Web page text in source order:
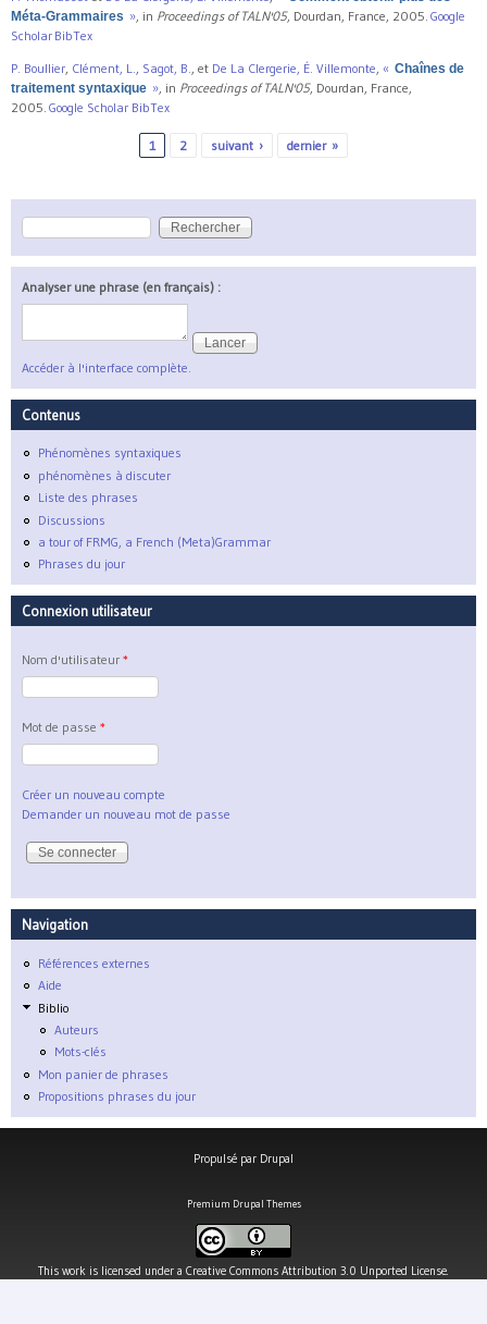
Méta-Grammaires », in Proceedings of TALN'05, Dourdan, France, 2005. Google
Scholar BibTex
P. Boullier, Clément, L., Sagot, B., et De La Clergerie, É. Villemonte, « Chaînes de
traitement syntaxique », in Proceedings of TALN'05, Dourdan, France,
2005. Google Scholar BibTex
1 2 suivant › dernier »
Formulaire de recherche
Rechercher
Analyser une phrase (en français) :
Accéder à l'interface complète.
Contenus
Phénomènes syntaxiques
phénomènes à discuter
Liste des phrases
Discussions
a tour of FRMG, a French (Meta)Grammar
Phrases du jour
Connexion utilisateur
Nom d'utilisateur *
Mot de passe *
Créer un nouveau compte
Demander un nouveau mot de passe
Navigation
Références externes
Aide
Biblio
Auteurs
Mots-clés
Mon panier de phrases
Propositions phrases du jour
Propulsé par Drupal
Premium Drupal Themes
This work is licensed under a Creative Commons Attribution 3.0 Unported License.